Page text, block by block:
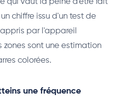
qui vaut la peine d'être fait
chiffre issu d'un test de
par l'appareil
zones sont une estimation
colorées.
une fréquence